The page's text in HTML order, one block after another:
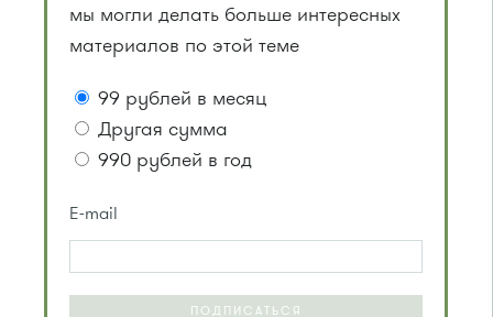
мы могли делать больше интересных
материалов по этой теме
99 рублей в месяц
Другая сумма
990 рублей в год
E-mail
ПОДПИСАТЬСЯ